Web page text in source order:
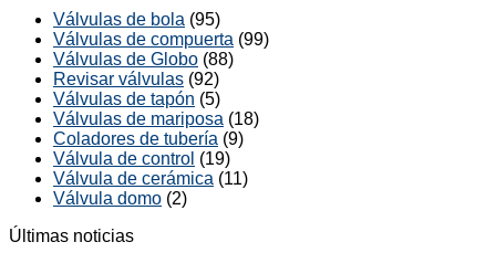
Válvulas de bola (95)
Válvulas de compuerta (99)
Válvulas de Globo (88)
Revisar válvulas (92)
Válvulas de tapón (5)
Válvulas de mariposa (18)
Coladores de tubería (9)
Válvula de control (19)
Válvula de cerámica (11)
Válvula domo (2)
Últimas noticias